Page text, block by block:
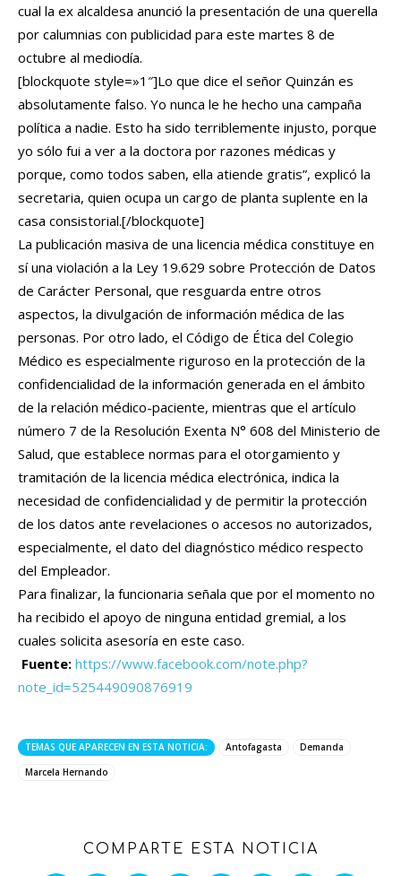
cual la ex alcaldesa anunció la presentación de una querella
por calumnias con publicidad para este martes 8 de
octubre al mediodía.
[blockquote style=»1″]Lo que dice el señor Quinzán es
absolutamente falso. Yo nunca le he hecho una campaña
política a nadie. Esto ha sido terriblemente injusto, porque
yo sólo fui a ver a la doctora por razones médicas y
porque, como todos saben, ella atiende gratis”, explicó la
secretaria, quien ocupa un cargo de planta suplente en la
casa consistorial.[/blockquote]
La publicación masiva de una licencia médica constituye en
sí una violación a la Ley 19.629 sobre Protección de Datos
de Carácter Personal, que resguarda entre otros
aspectos, la divulgación de información médica de las
personas. Por otro lado, el Código de Ética del Colegio
Médico es especialmente riguroso en la protección de la
confidencialidad de la información generada en el ámbito
de la relación médico-paciente, mientras que el artículo
número 7 de la Resolución Exenta N° 608 del Ministerio de
Salud, que establece normas para el otorgamiento y
tramitación de la licencia médica electrónica, indica la
necesidad de confidencialidad y de permitir la protección
de los datos ante revelaciones o accesos no autorizados,
especialmente, el dato del diagnóstico médico respecto
del Empleador.
Para finalizar, la funcionaria señala que por el momento no
ha recibido el apoyo de ninguna entidad gremial, a los
cuales solicita asesoría en este caso.
Fuente: https://www.facebook.com/note.php?
note_id=525449090876919
TEMAS QUE APARECEN EN ESTA NOTICIA: Antofagasta
Demanda
Marcela Hernando
COMPARTE ESTA NOTICIA